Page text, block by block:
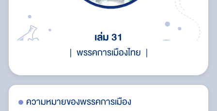
เล่ม 31
พรรคการเมืองไทย
ความหมายของพรรคการเมือง